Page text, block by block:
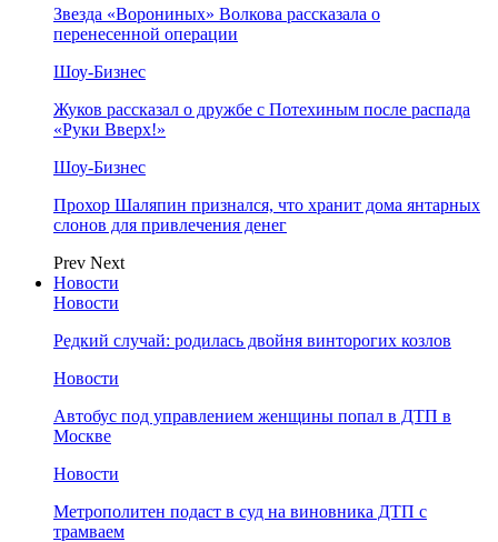
Звезда «Ворониных» Волкова рассказала о
перенесенной операции
Шоу-Бизнес
Жуков рассказал о дружбе с Потехиным после распада
«Руки Вверх!»
Шоу-Бизнес
Прохор Шаляпин признался, что хранит дома янтарных
слонов для привлечения денег
Prev Next
Новости
Новости
Редкий случай: родилась двойня винторогих козлов
Новости
Автобус под управлением женщины попал в ДТП в
Москве
Новости
Метрополитен подаст в суд на виновника ДТП с
трамваем